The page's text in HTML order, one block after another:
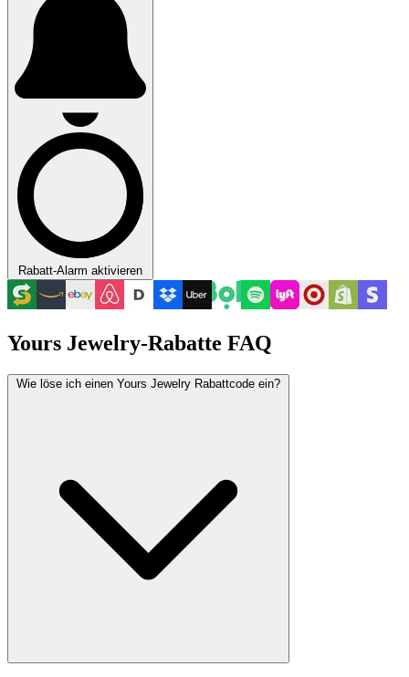
Rabatt-Alarm aktivieren
Yours Jewelry-Rabatte FAQ
Wie löse ich einen Yours Jewelry Rabattcode ein?